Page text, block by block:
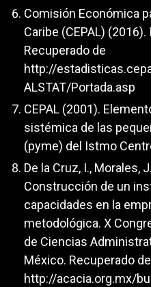
Comisión Económica
Caribe (CEPAL)
Recuperado de
http://
ALSTAT/Portada.asp
CEPAL (2001).
sistémica de las
(pyme) del Istmo
De la Cruz, I., Morales,
Construcción de un
capacidades en la
metodológica. X
de Ciencias
México. Recuperado de
http://acacia.org.mx/